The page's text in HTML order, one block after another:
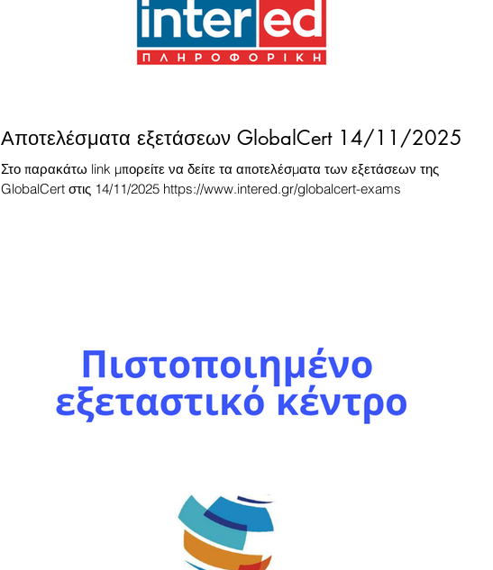
Αποτελέσματα εξετάσεων GlobalCert 14/11/2025
Στο παρακάτω link μπορείτε να δείτε τα αποτελέσματα των εξετάσεων της
GlobalCert στις 14/11/2025 https://www.intered.gr/globalcert-exams